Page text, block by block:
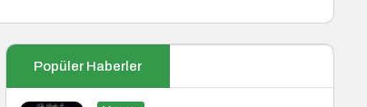
Popüler Haberler